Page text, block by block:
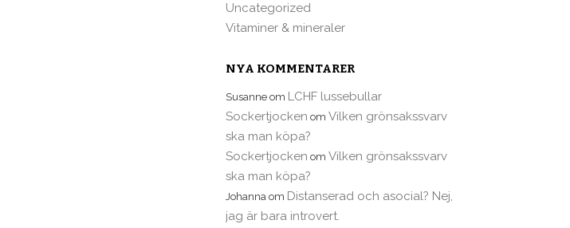
Uncategorized
Vitaminer & mineraler
NYA KOMMENTARER
Susanne om LCHF lussebullar
Sockertjocken om Vilken grönsakssvarv
ska man köpa?
Sockertjocken om Vilken grönsakssvarv
ska man köpa?
Johanna om Distanserad och asocial? Nej,
jag är bara introvert.